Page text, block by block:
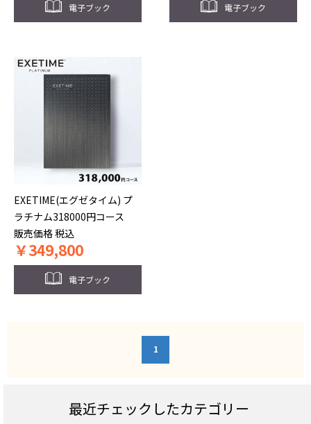
電子ブック 電子ブック
EXETIME(エグゼタイム) プ
ラチナム318000円コース
販売価格税込
￥349,800
電子ブック
1
最近チェックしたカテゴリー